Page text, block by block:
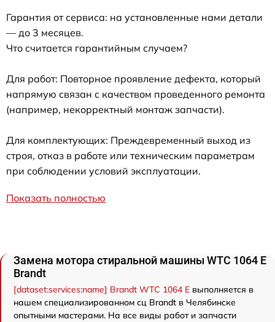
Гарантия от сервиса: на установленные нами детали
— до 3 месяцев.
Что считается гарантийным случаем?
Для работ: Повторное проявление дефекта, который
напрямую связан с качеством проведенного ремонта
(например, некорректный монтаж запчасти).
Для комплектующих: Преждевременный выход из
строя, отказ в работе или техническим параметрам
при соблюдении условий эксплуатации.
Показать полностью
Замена мотора стиральной машины WTC 1064 E
Brandt
[dataset:services:name] Brandt WTC 1064 E выполняется в
нашем специализированном сц Brandt в Челябинске
опытными мастерами. На все виды работ и запчасти